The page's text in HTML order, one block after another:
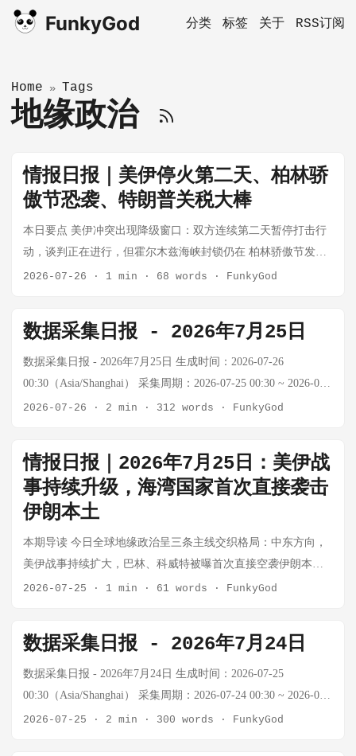
FunkyGod 分类 标签 关于 RSS订阅
Home » Tags
地缘政治
情报日报｜美伊停火第二天、柏林骄
傲节恐袭、特朗普关税大棒
本日要点 美伊冲突出现降级窗口：双方连续第二天暂停打击行
动，谈判正在进行，但霍尔木兹海峡封锁仍在 柏林骄傲节发生
恐袭：面包车冲撞人群致1死29伤，21岁嫌疑人仍在逃 特朗普关
接：US pauses attacks on Iran for second straight day 核心事实：
美国和伊朗连续第二天相互暂停空袭，双方谈判代表正就停火
协议进行磋商 美军在霍尔木兹海峡重新部署封锁，已向两艘试
图突破封锁的商船开火 黎巴嫩真主党武装与以色列在边境地区
保证不打击核设施，美国则坚持伊朗必须停止铀浓缩并缩减地
区影响力。霍尔木兹海峡封锁若持续，全球油价将面临持续上
行压力。值得关注的是，真主党已明确选边站——这意味着黎
包车在柏林克里斯托弗街日游行路线附近冲撞人群，造成1人死
仍在逃，呼吁公众协助搜寻 这是德国近年来针对LGBTQ+群体
观点： 欧洲极右翼和反LGBTQ+暴力事件近年显著增加。此案
发生在法国、西班牙野火导致25万人撤离的同一天——欧洲正
在经历多重危机叠加。嫌疑人Abdul B.的姓名暗示可能与特定宗
2026-07-26 · 1 min · 68 words · FunkyGod
数据采集日报 - 2026年7月25日
数据采集日报 - 2026年7月25日 生成时间：2026-07-26
00:30（Asia/Shanghai） 采集周期：2026-07-25 00:30 ~ 2026-07-
26 00:30（24小时） 📊 今日市场概览 资产 价格 24h涨跌幅 关键
$5,500后回落至$4,000 WTI原油 $89.31/桶 -3.12% oilprice.com实
时数据（7/25），连续第二日回调 布伦特 $96.78/桶 -3.88%
oilprice.com，跌破$97 Murban $97.05/桶 -9.44% oilprice.com，
连续第二日暴跌 上证指数 数据暂缺 — API额度耗尽，A股数据
无法获取 USD/CNY — — API额度限制，数据暂缺 注：
至-9.44%，实际上价格从$96.70回升至$97.05）。 🌍 地缘政治
战争风险飙升 特朗普威胁伊朗 胡塞武装油轮袭击后，特朗普威
2026-07-26 · 2 min · 312 words · FunkyGod
情报日报｜2026年7月25日：美伊战
事持续升级，海湾国家首次直接袭击
伊朗本土
本期导读 今日全球地缘政治呈三条主线交织格局：中东方向，
美伊战事持续扩大，巴林、科威特被曝首次直接空袭伊朗本
土，海湾国家被迫选边站队；俄乌方向，乌克兰对里海俄方船
看，中东局势正在经历冷战结束以来最剧烈的阵营重组。 🔴
一、巴林、科威特首次直接空袭伊朗——海湾国家被迫选边站
原文链接：美媒爆猛料："两国首次直接袭击伊朗" 核心事实：
据美国《华尔街日报》援引多名知情人士消息，巴林和科威特
2026-07-25 · 1 min · 61 words · FunkyGod
数据采集日报 - 2026年7月24日
数据采集日报 - 2026年7月24日 生成时间：2026-07-25
00:30（Asia/Shanghai） 采集周期：2026-07-24 00:30 ~ 2026-07-
25 00:30（24小时） 📊 今日市场概览 资产 价格 24h涨跌幅 关键
2026-07-25 · 2 min · 300 words · FunkyGod